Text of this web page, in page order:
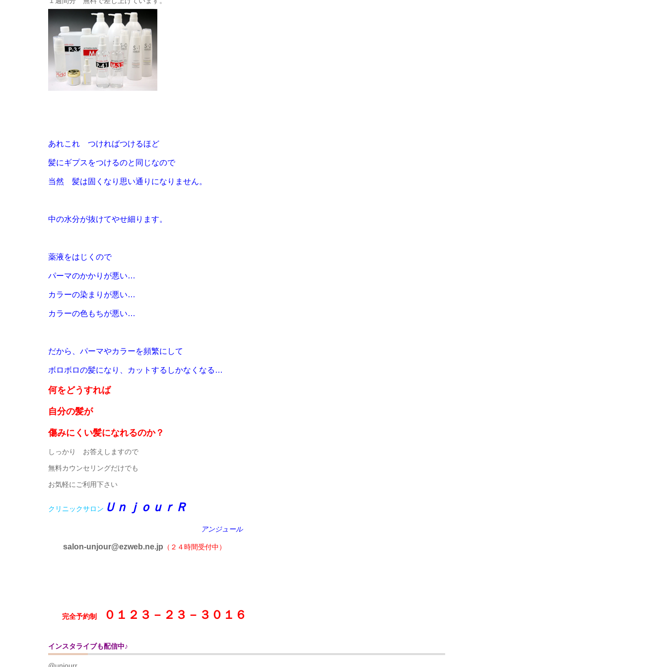
あれこれ つければつけるほど
髪にギプスをつけるのと同じなので
当然 髪は固くなり思い通りになりません。
中の水分が抜けてやせ細ります。
薬液をはじくので
パーマのかかりが悪い…
カラーの染まりが悪い…
カラーの色もちが悪い…
だから、パーマやカラーを頻繁にして
ボロボロの髪になり 、カットするしかなくなる…
何をどうすれば
自分の髪が
傷みにくい髪になれるのか？
しっかり お答えしますので
無料カウンセリングだけでも
お気軽にご利用下さい
クリニックサロン ＵｎｊｏｕｒＲ
アンジュール
salon-unjour@ezweb.ne.jp （２４時間受付中）
完全予約制 ０１２３－２３－３０１６
インスタライブも配信中♪